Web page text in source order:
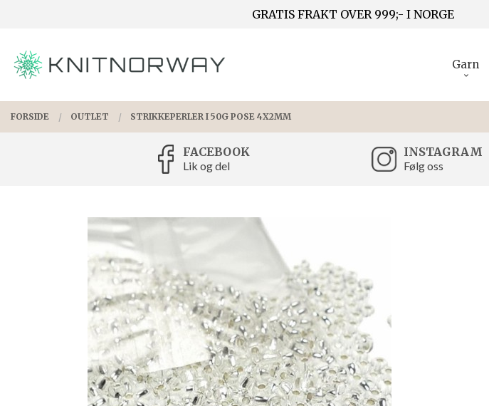
GRATIS FRAKT OVER 999;- I NORGE
PRODUKTER
Garn
FORSIDE OUTLET STRIKKEPERLER I 50G POSE 4X2MM
FACEBOOK
Lik og del
INSTAGRAM
Følg oss